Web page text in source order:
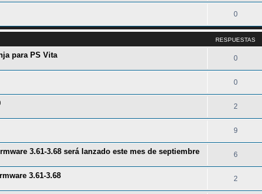
0
RESPUESTAS
para PS Vita 0
0
2
9
3.61-3.68 será lanzado este mes de septiembre 6
3.61-3.68 2